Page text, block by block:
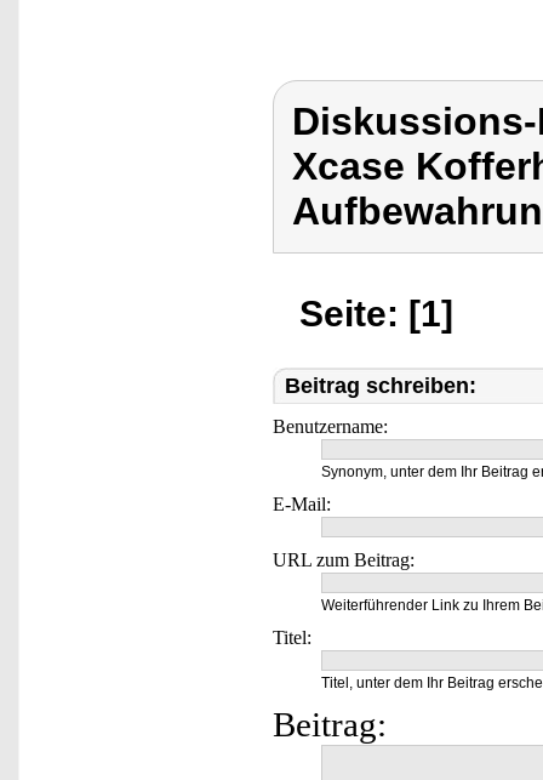
Xcase
Seite: [1]
Beitrag schreiben:
Benutzername:
Synonym, unter dem Ihr Beitrag
E-Mail:
URL zum Beitrag:
Weiterführender Link zu Ihrem
Titel:
Titel, unter dem Ihr Beitrag
Beitrag: